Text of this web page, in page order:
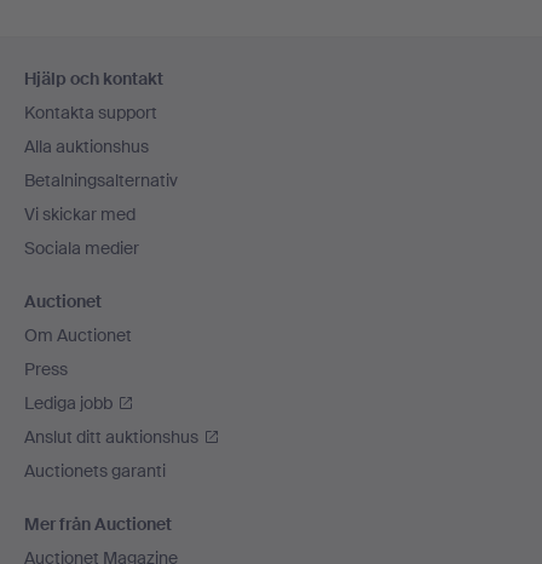
Hjälp och kontakt
Kontakta support
Alla auktionshus
Betalningsalternativ
Vi skickar med
Sociala medier
Auctionet
Om Auctionet
Press
Lediga jobb
Anslut ditt auktionshus
Auctionets garanti
Mer från Auctionet
Auctionet Magazine